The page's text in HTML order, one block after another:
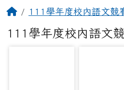
111學年度校內語文競
111學年度校內語文